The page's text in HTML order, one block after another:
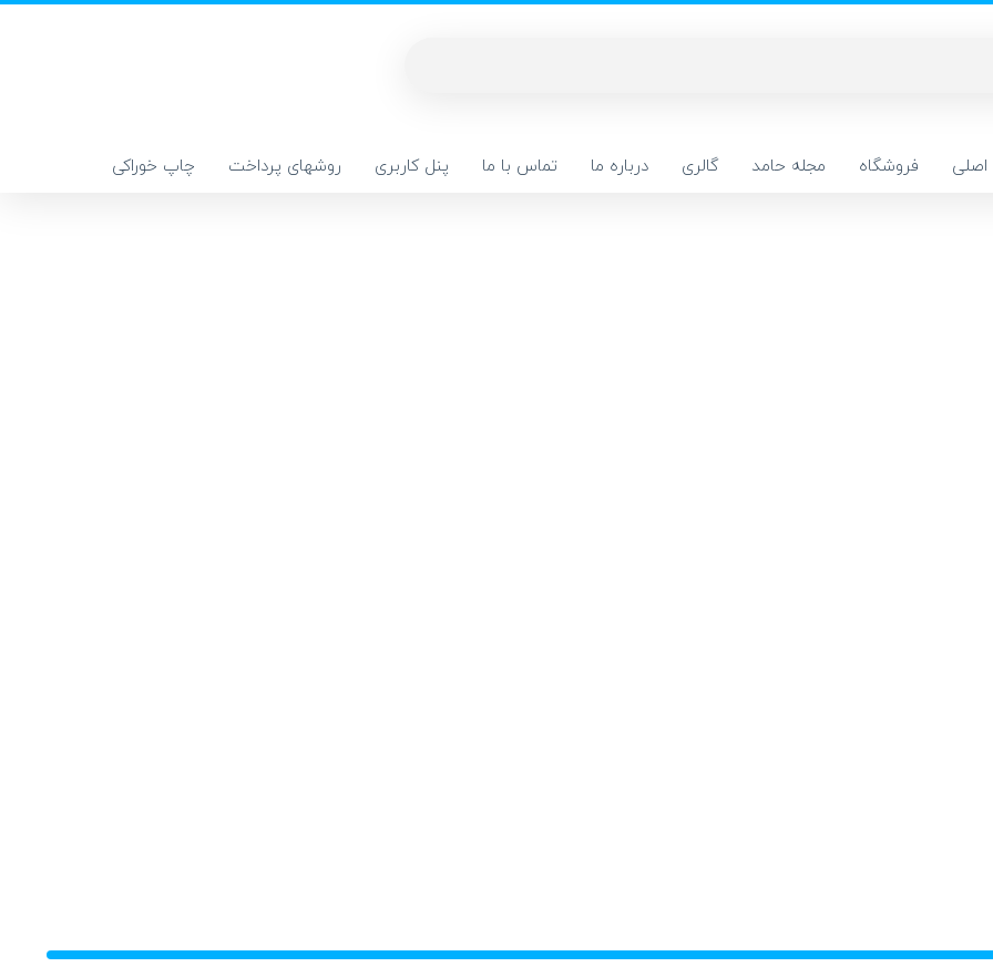
فروشگاه مجله حامد گالری درباره ما تماس با ما پنل کاربری روشهای پرداخت چاپ خوراکی